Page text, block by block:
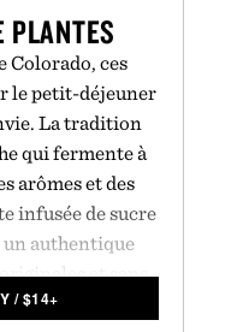
PLANTES
Colorado, ces
le petit-déjeuner
La tradition
qui fermente à
arômes et des
infusée de sucre
authentique
et sans
/$14+